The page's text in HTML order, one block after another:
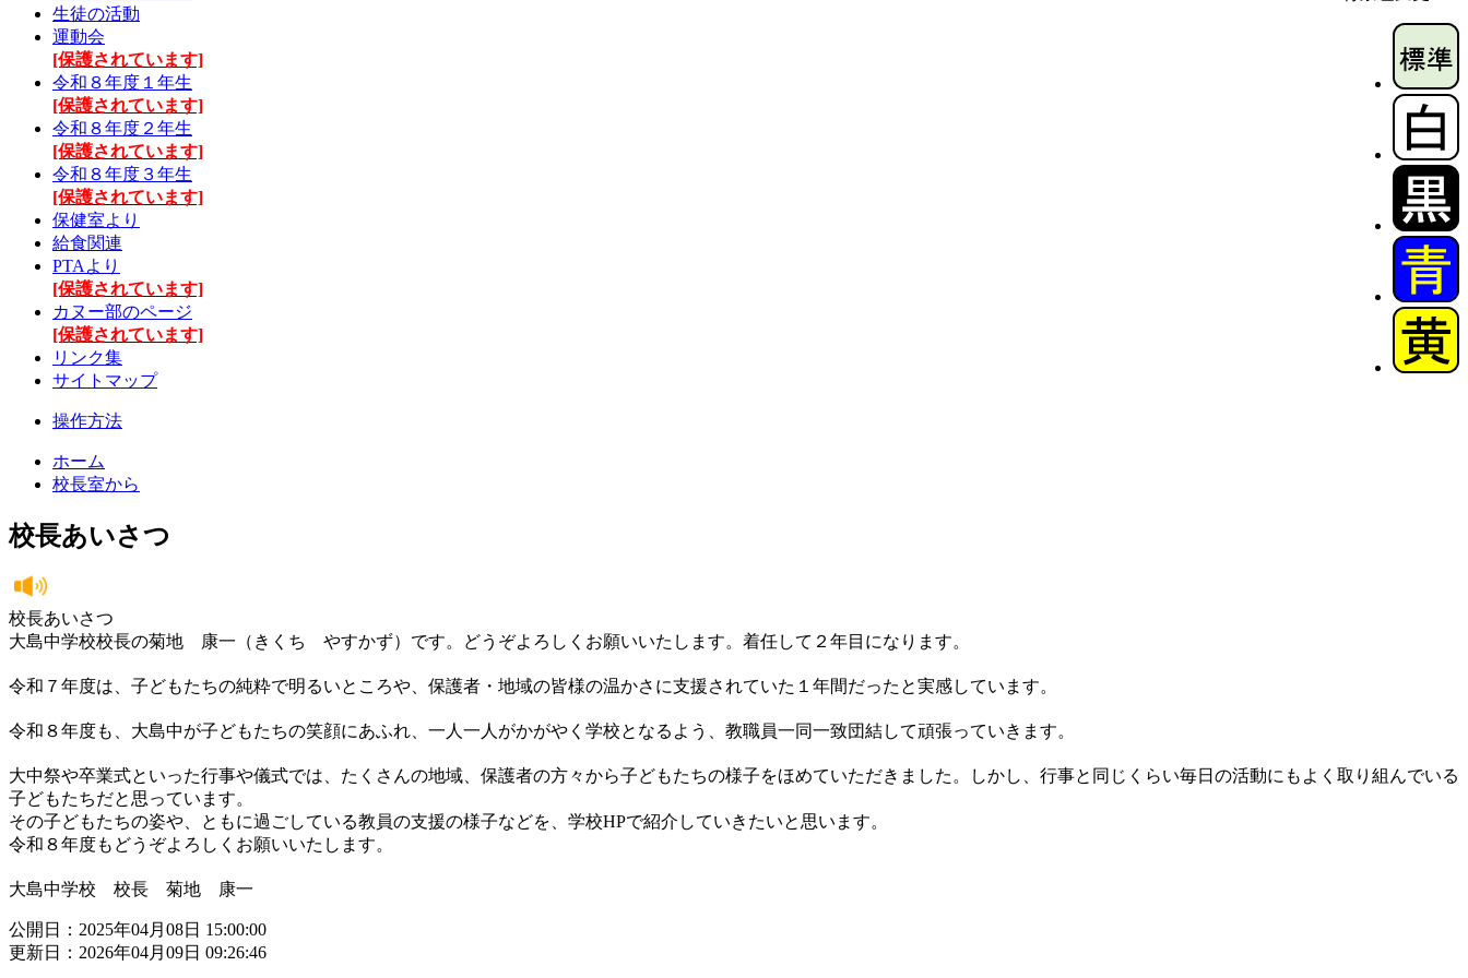
生徒の活動
運動会
[保護されています]
令和８年度１年生
[保護されています]
令和８年度２年生
[保護されています]
令和８年度３年生
[保護されています]
保健室より
給食関連
PTAより
[保護されています]
カヌー部のページ
[保護されています]
リンク集
サイトマップ
操作方法
ホーム
校長室から
校長あいさつ
校長あいさつ
大島中学校校長の菊地 康一（きくち やすかず）です。どうぞよろしくお願いいたします。着任して２年目になります。
令和７年度は、子どもたちの純粋で明るいところや、保護者・地域の皆様の温かさに支援されていた１年間だったと実感しています。
令和８年度も、大島中が子どもたちの笑顔にあふれ、一人一人がかがやく学校となるよう、教職員一同一致団結して頑張っていきます。
大中祭や卒業式といった行事や儀式では、たくさんの地域、保護者の方々から子どもたちの様子をほめていただきました。しかし、行事と同じくらい毎日の活動にもよく取り組んでいる
子どもたちだと思っています。
その子どもたちの姿や、ともに過ごしている教員の支援の様子などを、学校HPで紹介していきたいと思います。
令和８年度もどうぞよろしくお願いいたします。
大島中学校 校長 菊地 康一
公開日：2025年04月08日 15:00:00
更新日：2026年04月09日 09:26:46